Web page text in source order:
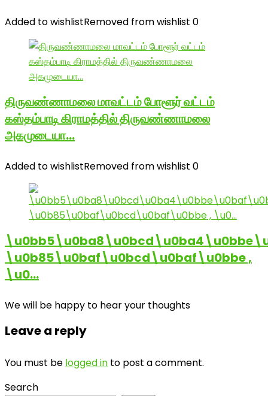
Added to wishlistRemoved from wishlist 0
திருவண்ணாமலை மாவட்டம் போளூர் வட்டம்
கஸ்தம்பாடி கிராமத்தில் திருவண்ணாமலை
அகமுடையா…
Added to wishlistRemoved from wishlist 0
\u0b85\u0baf\u0bcd\u0baf\u0bbe ,
\u0…
We will be happy to hear your thoughts
Leave a reply
You must be logged in to post a comment.
Search